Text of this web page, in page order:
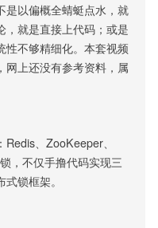
是以偏概全蜻蜓点水，就
，就是直接上代码；或是
性不够精细化。本套视频
网上还没有参考资料，属
、ZooKeeper、
，不仅手撸代码实现三
锁框架。